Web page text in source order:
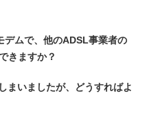
デムで、他のADSL事業者の
きますか？
まいましたが、どうすればよ